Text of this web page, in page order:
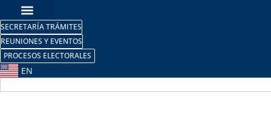
SECRETARÍA TRÁMITES
REUNIONES Y EVENTOS
PROCESOS ELECTORALES
EN